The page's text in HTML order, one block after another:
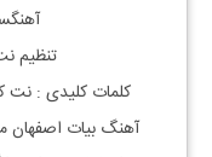
تنظیم
کلمات کلیدی : نت
آهنگ بیات اصفهان